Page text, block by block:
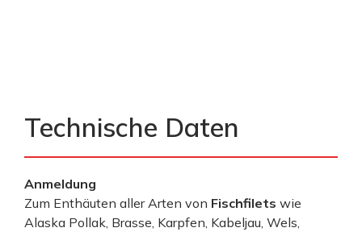
Technische Daten
Anmeldung
Zum Enthäuten aller Arten von Fischfilets wie
Alaska Pollak, Brasse, Karpfen, Kabeljau, Wels,